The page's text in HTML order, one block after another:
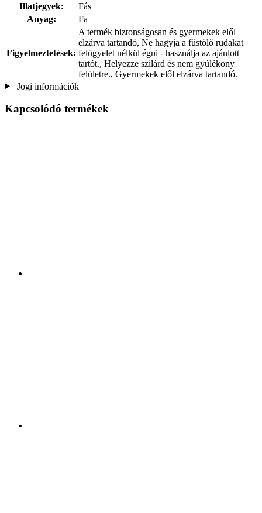
Illatjegyek:
Fás
Anyag:
Fa
Figyelmeztetések:
A termék biztonságosan és gyermekek elől
elzárva tartandó, Ne hagyja a füstölő rudakat
felügyelet nélkül égni - használja az ajánlott
tartót., Helyezze szilárd és nem gyúlékony
felületre., Gyermekek elől elzárva tartandó.
Jogi információk
Kapcsolódó termékek